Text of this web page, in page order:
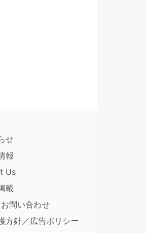
せ
報
Us
載
問い合わせ
方針／広告ポリシー